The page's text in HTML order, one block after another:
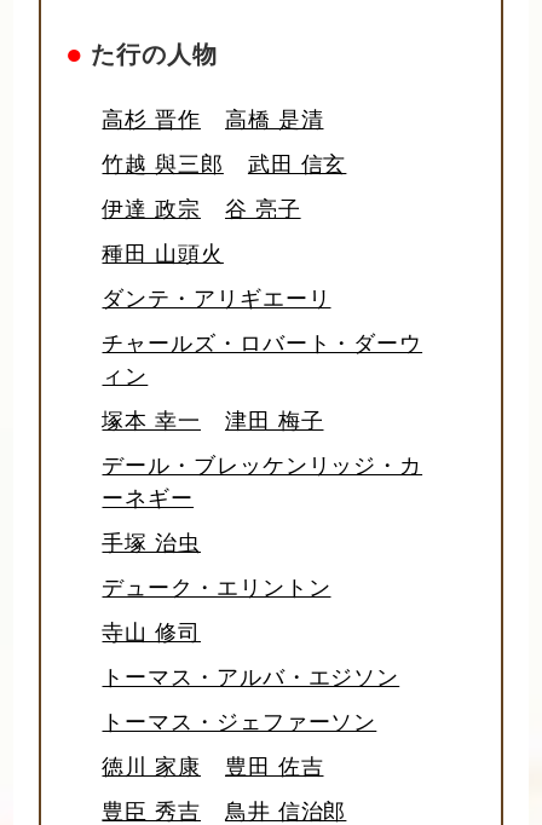
● た行の人物
高杉 晋作
高橋 是清
竹越 與三郎
武田 信玄
伊達 政宗
谷 亮子
種田 山頭火
ダンテ・アリギエーリ
チャールズ・ロバート・ダーウ
ィン
塚本 幸一
津田 梅子
デール・ブレッケンリッジ・カ
ーネギー
手塚 治虫
デューク・エリントン
寺山 修司
トーマス・アルバ・エジソン
トーマス・ジェファーソン
徳川 家康
豊田 佐吉
豊臣 秀吉
鳥井 信治郎